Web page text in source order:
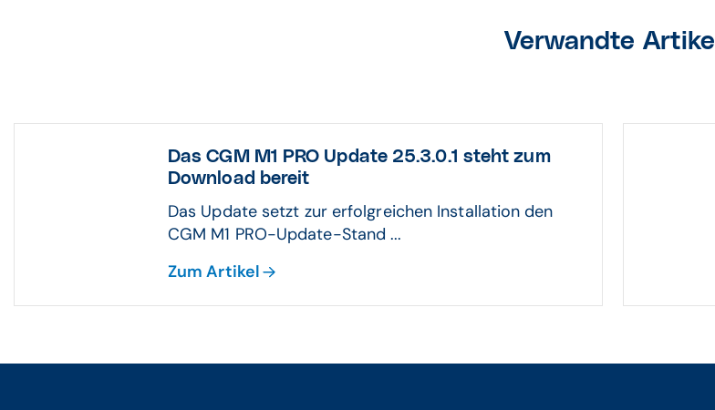
Verwandte Artikel
Das CGM M1 PRO Update 25.3.0.1 steht zum
Download bereit
Das Update setzt zur erfolgreichen Installation den
CGM M1 PRO-Update-Stand ...
Zum Artikel